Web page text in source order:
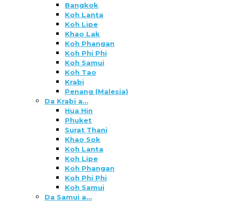
Bangkok
Koh Lanta
Koh Lipe
Khao Lak
Koh Phangan
Koh Phi Phi
Koh Samui
Koh Tao
Krabi
Penang (Malesia)
Da Krabi a…
Hua Hin
Phuket
Surat Thani
Khao Sok
Koh Lanta
Koh Lipe
Koh Phangan
Koh Phi Phi
Koh Samui
Da Samui a…